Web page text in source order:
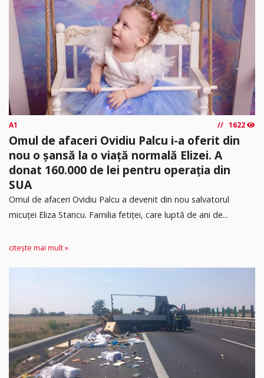
A1 1622
Omul de afaceri Ovidiu Palcu i-a oferit din
nou o șansă la o viață normală Elizei. A
donat 160.000 de lei pentru operația din
SUA
Omul de afaceri Ovidiu Palcu a devenit din nou salvatorul
micuței Eliza Stancu. Familia fetiței, care luptă de ani de...
citește mai mult »